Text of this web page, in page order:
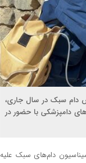
اشاره به پیش‌بینی واکسیناسیون یک میلیون و ۱۸۰ هزار راس دام سبک در سال جاری،
دامپزشکی با حضور در
اظهار کرد: طرح واکسیناسیون دام‌های سبک علیه